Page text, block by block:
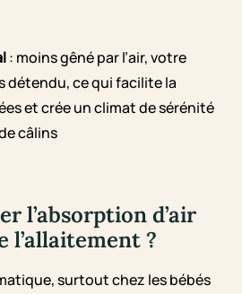
: moins gêné par l’air, votre
détendu, ce qui facilite la
et crée un climat de sérénité
câlins
l’absorption d’air
l’allaitement ?
surtout chez les bébés